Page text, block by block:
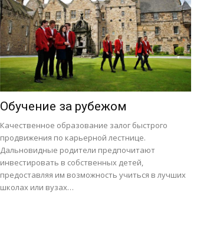
Обучение за рубежом
Качественное образование залог быстрого
продвижения по карьерной лестнице.
Дальновидные родители предпочитают
инвестировать в собственных детей,
предоставляя им возможность учиться в лучших
школах или вузах…